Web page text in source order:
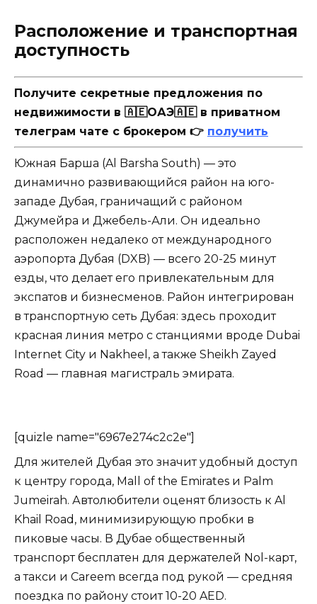
Расположение и транспортная
доступность
Получите секретные предложения по
недвижимости в 🇦🇪ОАЭ🇦🇪 в приватном
телеграм чате с брокером 👉 получить
Южная Барша (Al Barsha South) — это
динамично развивающийся район на юго-
западе Дубая, граничащий с районом
Джумейра и Джебель-Али. Он идеально
расположен недалеко от международного
аэропорта Дубая (DXB) — всего 20-25 минут
езды, что делает его привлекательным для
экспатов и бизнесменов. Район интегрирован
в транспортную сеть Дубая: здесь проходит
красная линия метро с станциями вроде Dubai
Internet City и Nakheel, а также Sheikh Zayed
Road — главная магистраль эмирата.
[quizle name="6967e274c2c2e"]
Для жителей Дубая это значит удобный доступ
к центру города, Mall of the Emirates и Palm
Jumeirah. Автолюбители оценят близость к Al
Khail Road, минимизирующую пробки в
пиковые часы. В Дубае общественный
транспорт бесплатен для держателей Nol-карт,
а такси и Careem всегда под рукой — средняя
поездка по району стоит 10-20 AED.